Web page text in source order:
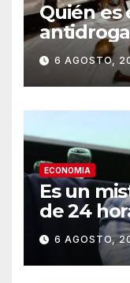
Quién es
dos
6 AGOSTO,
ECONOMIA
Es un
de 24
Agraria
6 AGOSTO,